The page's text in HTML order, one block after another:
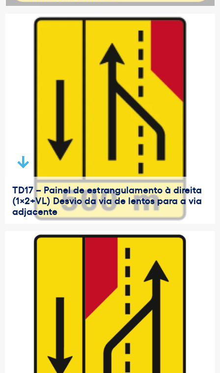
TD17 – Painel de estrangulamento à direita
(1×2+VL) Desvio da via de lentos para a via
adjacente